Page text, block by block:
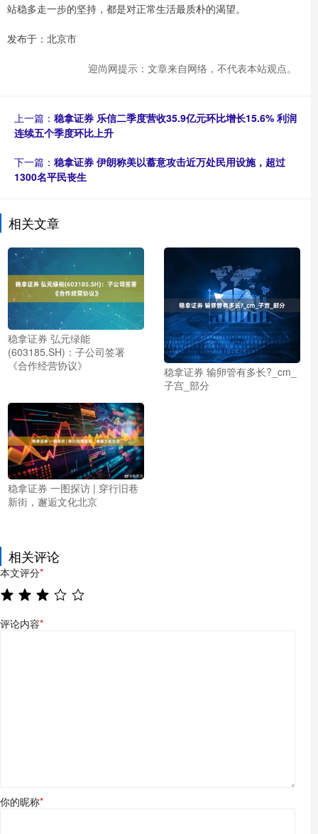
站稳多走一步的坚持，都是对正常生活最质朴的渴望。
发布于：北京市
迎尚网提示：文章来自网络，不代表本站观点。
上一篇： 稳拿证券 乐信二季度营收35.9亿元环比增长15.6% 利润
连续五个季度环比上升
下一篇： 稳拿证券 伊朗称美以蓄意攻击近万处民用设施，超过
1300名平民丧生
相关文章
稳拿证券 弘元绿能
(603185.SH)：子公司签署
《合作经营协议》
稳拿证券 输卵管有多长?_cm_
子宫_部分
稳拿证券 一图探访 | 穿行旧巷
新街，邂逅文化北京
相关评论
本文评分*
评论内容*
你的昵称*